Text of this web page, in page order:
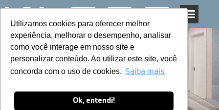
Utilizamos cookies para oferecer melhor
experiência, melhorar o desempenho, analisar
como você interage em nosso site e
personalizar conteúdo. Ao utilizar este site, você
concorda com o uso de cookies. Saiba mais
Ok, entendi!
Utilizamos cookies para oferecer melhor
experiência, melhorar o desempenho, analisar
como você interage em nosso site e
personalizar conteúdo. Ao utilizar este site, você
concorda com o uso de cookies. Saiba mais
Ok, entendi!
Pular
para
o
conteúdo
Blog